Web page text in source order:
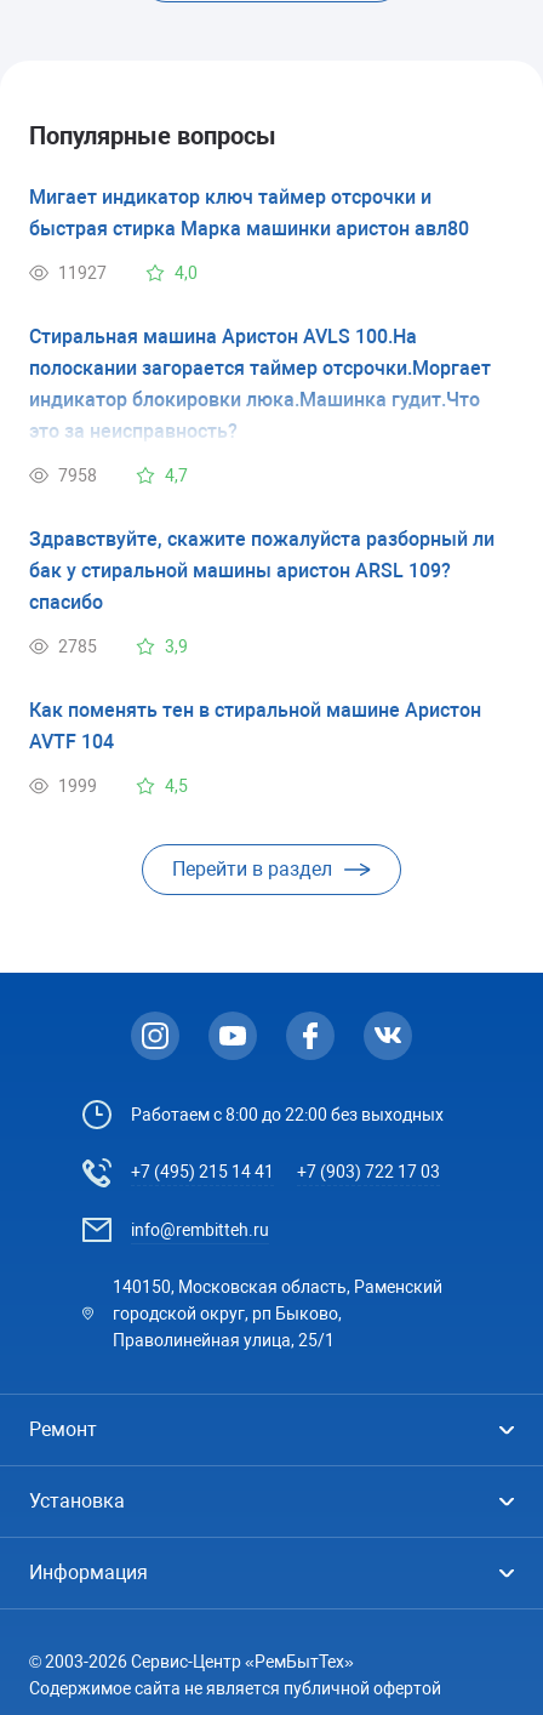
Популярные вопросы
Мигает индикатор ключ таймер отсрочки и
быстрая стирка Марка машинки аристон авл80
11927 4,0
Стиральная машина Аристон AVLS 100.На
полоскании загорается таймер отсрочки.Моргает
индикатор блокировки люка.Машинка гудит.Что
это за неисправность?
7958 4,7
Здравствуйте, скажите пожалуйста разборный ли
бак у стиральной машины аристон ARSL 109?
спасибо
2785 3,9
Как поменять тен в стиральной машине Аристон
AVTF 104
1999 4,5
Перейти в раздел
Работаем с 8:00 до 22:00 без выходных
+7 (495) 215 14 41 +7 (903) 722 17 03
info@rembitteh.ru
140150, Московская область, Раменский
городской округ, рп Быково,
Праволинейная улица, 25/1
Ремонт
Посудомоечные машины
Кондиционеры
Установка
Кондиционеры
Информация
География
© 2003-2026 Сервис-Центр «РемБытТех»
Содержимое сайта не является публичной офертой